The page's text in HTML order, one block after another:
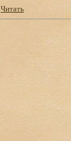
Читать